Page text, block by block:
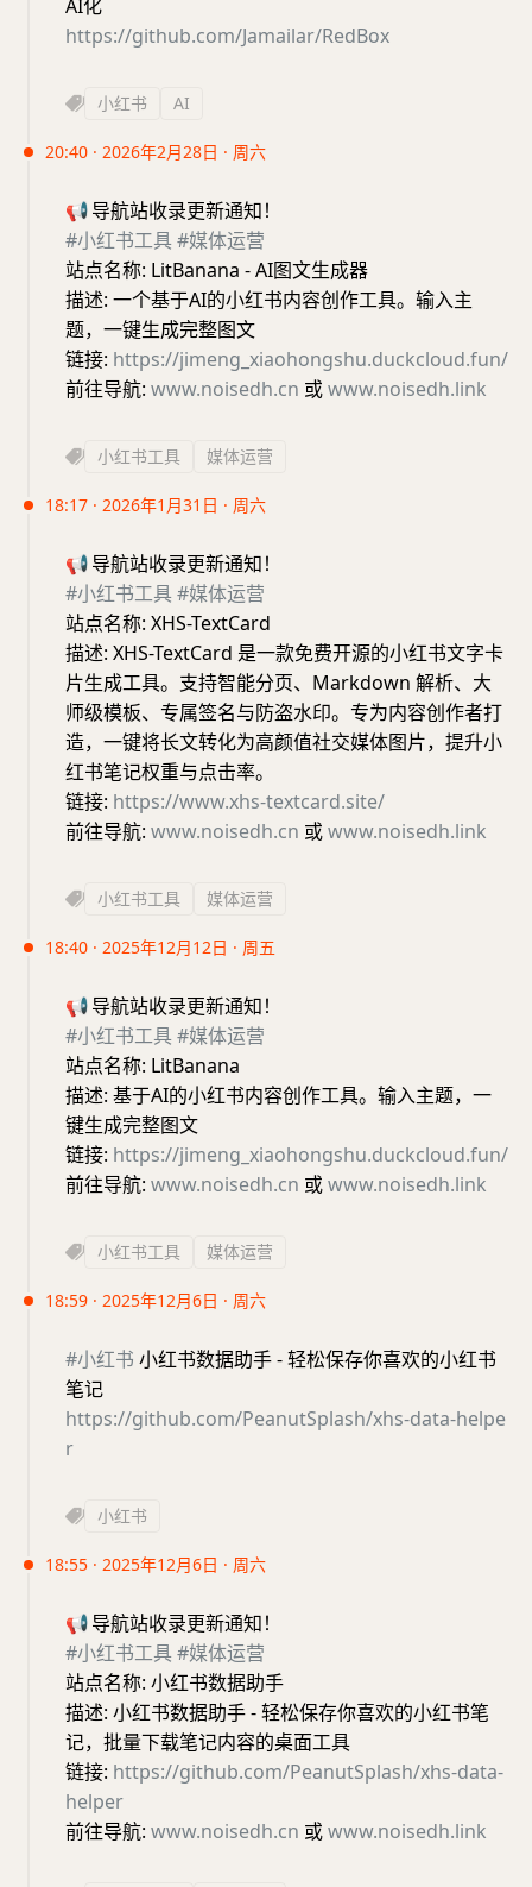
AI化
https://github.com/Jamailar/RedBox
小红书 AI
20:40 · 2026年2月28日 · 周六
📢导航站收录更新通知！
#小红书工具#媒体运营
站点名称: LitBanana - AI图文生成器
描述: 一个基于AI的小红书内容创作工具。输入主
题，一键生成完整图文
链接: https://jimeng_xiaohongshu.duckcloud.fun/
前往导航: www.noisedh.cn 或www.noisedh.link
小红书工具 媒体运营
18:17 · 2026年1月31日 · 周六
📢导航站收录更新通知！
#小红书工具#媒体运营
站点名称: XHS-TextCard
描述: XHS-TextCard 是一款免费开源的小红书文字卡
片生成工具。支持智能分页、Markdown 解析、大
师级模板、专属签名与防盗水印。专为内容创作者打
造，一键将长文转化为高颜值社交媒体图片，提升小
红书笔记权重与点击率。
链接: https://www.xhs-textcard.site/
前往导航: www.noisedh.cn 或www.noisedh.link
小红书工具 媒体运营
18:40 · 2025年12月12日 · 周五
📢导航站收录更新通知！
#小红书工具#媒体运营
站点名称: LitBanana
描述: 基于AI的小红书内容创作工具。输入主题，一
键生成完整图文
链接: https://jimeng_xiaohongshu.duckcloud.fun/
前往导航: www.noisedh.cn 或www.noisedh.link
小红书工具 媒体运营
18:59 · 2025年12月6日 · 周六
#小红书 小红书数据助手 - 轻松保存你喜欢的小红书
笔记
https://github.com/PeanutSplash/xhs-data-helpe
r
小红书
18:55 · 2025年12月6日 · 周六
📢导航站收录更新通知！
#小红书工具#媒体运营
站点名称: 小红书数据助手
描述: 小红书数据助手 - 轻松保存你喜欢的小红书笔
记，批量下载笔记内容的桌面工具
链接: https://github.com/PeanutSplash/xhs-data-
helper
前往导航: www.noisedh.cn 或www.noisedh.link